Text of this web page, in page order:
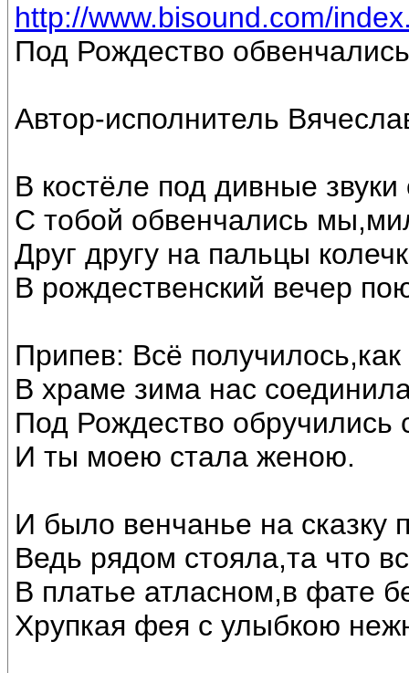
http://www.bisound.com/
Под Рождество
Автор-исполнитель
В костёле под дивные звуки
С тобой обвенчались
Друг другу на пальцы
В рождественский вечер
Припев: Всё
В храме зима нас
Под Рождество обручились
И ты моею стала женою.
И было венчанье на сказку
Ведь рядом стояла,та что
В платье атласном,в фате
Хрупкая фея с улыбкою